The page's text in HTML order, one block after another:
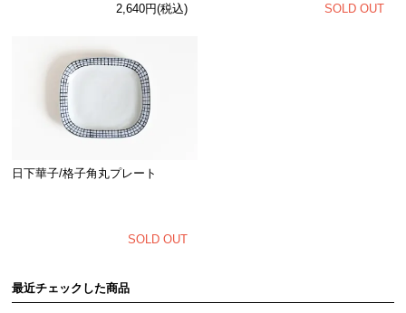
2,640円(税込) SOLD OUT
日下華子/格子角丸プレート
SOLD OUT
最近チェックした商品